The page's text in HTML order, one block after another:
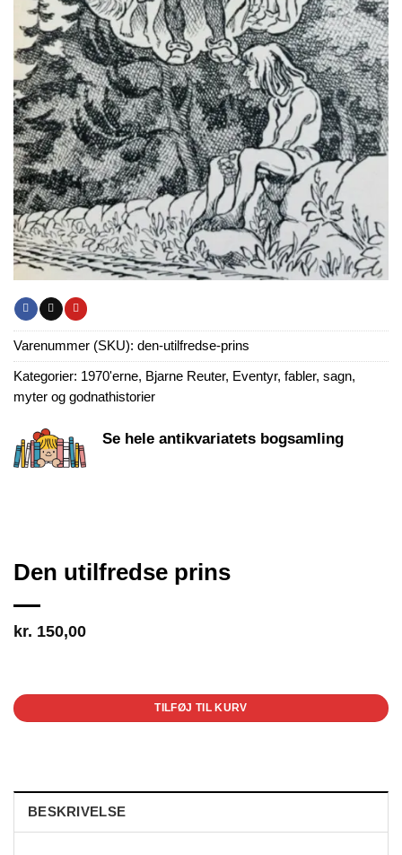
Varenummer (SKU): den-utilfredse-prins
Kategorier: 1970'erne, Bjarne Reuter, Eventyr, fabler, sagn,
myter og godnathistorier
Se hele antikvariatets bogsamling
Den utilfredse prins
kr. 150,00
TILFØJ TIL KURV
BESKRIVELSE